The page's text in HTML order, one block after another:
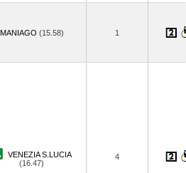
MANIAGO (15.58) 1
VENEZIA S.LUCIA
(16.47)
4